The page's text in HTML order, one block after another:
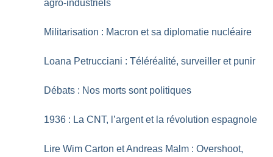
agro-industriels
Militarisation : Macron et sa diplomatie nucléaire
Loana Petrucciani : Téléréalité, surveiller et punir
Débats : Nos morts sont politiques
1936 : La CNT, l’argent et la révolution espagnole
Lire Wim Carton et Andreas Malm : Overshoot,